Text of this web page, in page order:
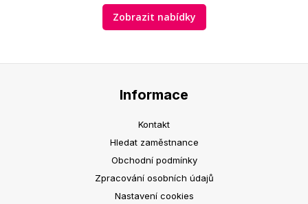
Zobrazit nabídky
Informace
Kontakt
Hledat zaměstnance
Obchodní podmínky
Zpracování osobních údajů
Nastavení cookies